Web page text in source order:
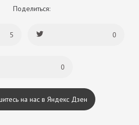
Поделиться:
5 0
0
на нас в Яндекс Дзен